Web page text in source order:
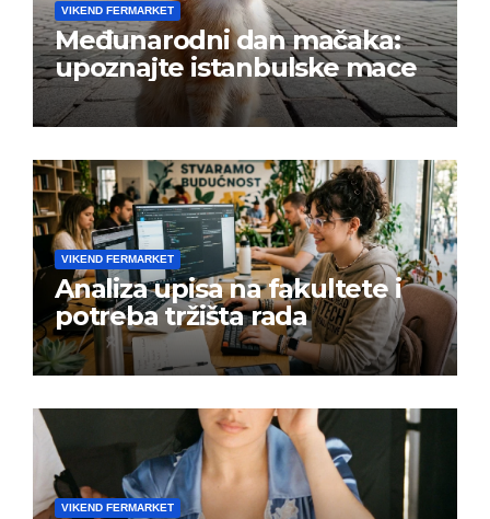
VIKEND FERMARKET
Međunarodni dan mačaka:
upoznajte istanbulske mace
VIKEND FERMARKET
Analiza upisa na fakultete i
potreba tržišta rada
VIKEND FERMARKET